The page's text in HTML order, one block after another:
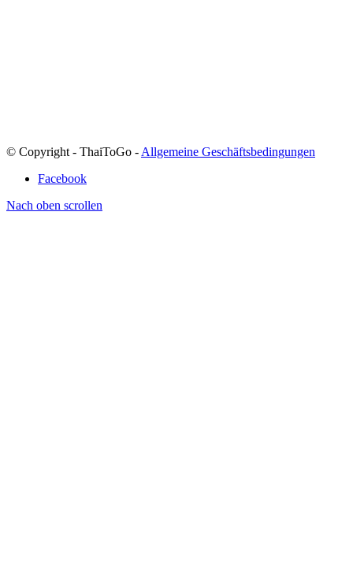
© Copyright - ThaiToGo - Allgemeine Geschäftsbedingungen
Facebook
Nach oben scrollen